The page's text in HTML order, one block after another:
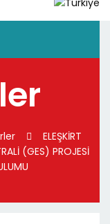
ELEŞKİRT
(GES) PROJESİ